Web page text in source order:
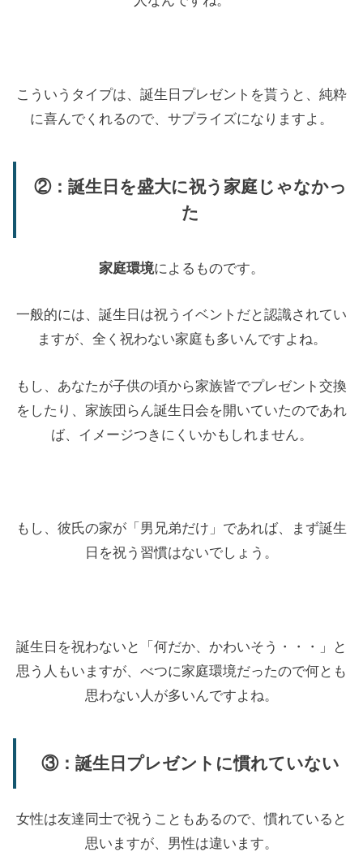
こういうタイプは、誕生日プレゼントを貰うと、純粋
に喜んでくれるので、サプライズになりますよ。
②：誕生日を盛大に祝う家庭じゃなかっ
た
家庭環境によるものです。
一般的には、誕生日は祝うイベントだと認識されてい
ますが、全く祝わない家庭も多いんですよね。
もし、あなたが子供の頃から家族皆でプレゼント交換
をしたり、家族団らん誕生日会を開いていたのであれ
ば、イメージつきにくいかもしれません。
もし、彼氏の家が「男兄弟だけ」であれば、まず誕生
日を祝う習慣はないでしょう。
誕生日を祝わないと「何だか、かわいそう・・・」と
思う人もいますが、べつに家庭環境だったので何とも
思わない人が多いんですよね。
③：誕生日プレゼントに慣れていない
女性は友達同士で祝うこともあるので、慣れていると
思いますが、男性は違います。